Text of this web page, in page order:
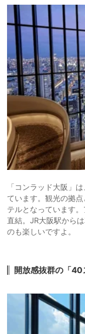
「コンラッド大阪」
ています。観光の拠
テルとなっています
直結。JR大阪駅から
のも楽しいですよ。
開放感抜群の「40